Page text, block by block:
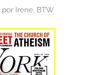
por Irene, BTW